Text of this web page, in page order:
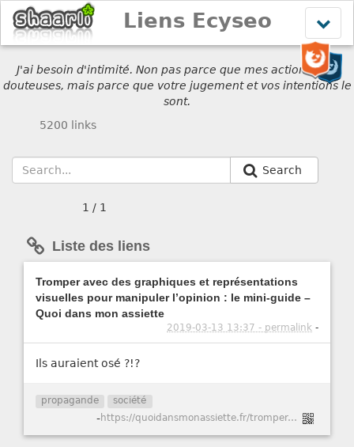
le
menu
Liens Ecyseo
J'ai besoin d'intimité. Non pas parce que mes actions sont
douteuses, mais parce que votre jugement et vos intentions le
sont.
5200 links
Search
1 / 1
Liste des liens
Tromper avec des graphiques et représentations
visuelles pour manipuler l’opinion : le mini-guide –
Quoi dans mon assiette
2019-03-13 13:37 - permalink -
Ils auraient osé ?!?
propagande société
- https://quoidansmonassiette.fr/tromper-avec-graphiques-representations-visuelles-pour-manipuler-opinion-publique-guide/